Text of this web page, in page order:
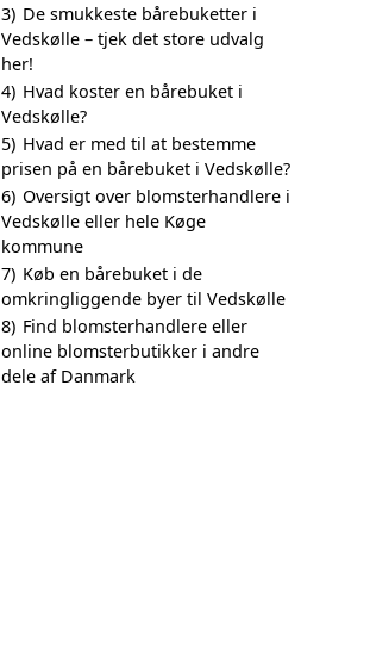
3) De smukkeste bårebuketter i
Vedskølle – tjek det store udvalg
her!
4) Hvad koster en bårebuket i
Vedskølle?
5) Hvad er med til at bestemme
prisen på en bårebuket i Vedskølle?
6) Oversigt over blomsterhandlere i
Vedskølle eller hele Køge
kommune
7) Køb en bårebuket i de
omkringliggende byer til Vedskølle
8) Find blomsterhandlere eller
online blomsterbutikker i andre
dele af Danmark